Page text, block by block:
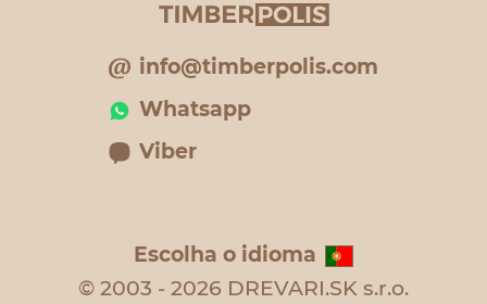
info@timberpolis.com
Whatsapp
Viber
Escolha o idioma
© 2003 - 2026 DREVARI.SK s.r.o.